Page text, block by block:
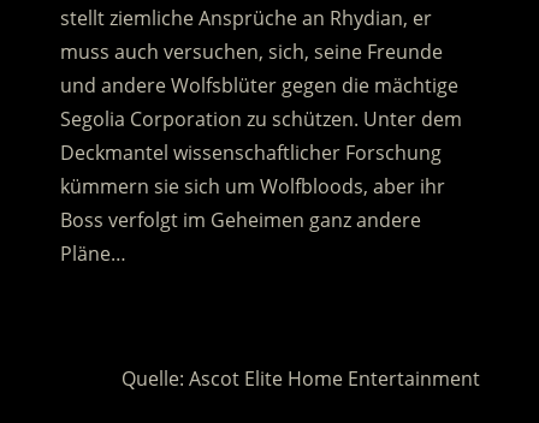
stellt ziemliche Ansprüche an Rhydian, er
muss auch versuchen, sich, seine Freunde
und andere Wolfsblüter gegen die mächtige
Segolia Corporation zu schützen. Unter dem
Deckmantel wissenschaftlicher Forschung
kümmern sie sich um Wolfbloods, aber ihr
Boss verfolgt im Geheimen ganz andere
Pläne…
Quelle: Ascot Elite Home Entertainment